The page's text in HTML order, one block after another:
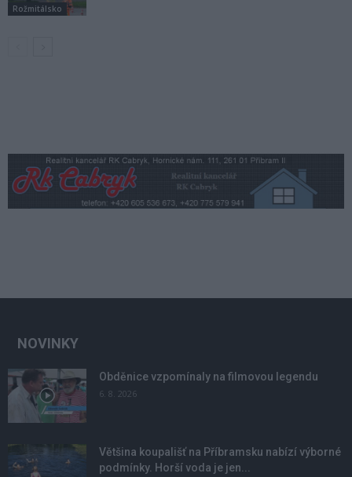
Rožmitálsko
NOVINKY
Obděnice vzpomínaly na filmovou legendu
6. 8. 2026
Většina koupališť na Příbramsku nabízí výborné
podmínky. Horší voda je jen...